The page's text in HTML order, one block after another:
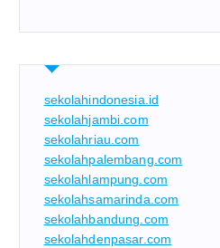
sekolahindonesia.id
sekolahjambi.com
sekolahriau.com
sekolahpalembang.com
sekolahlampung.com
sekolahsamarinda.com
sekolahbandung.com
sekolahdenpasar.com